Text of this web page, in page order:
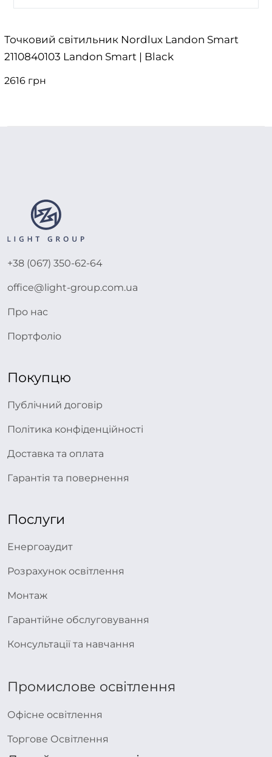
Точковий світильник Nordlux Landon Smart
2110840103 Landon Smart | Black
2616 грн
+38 (067) 350-62-64
office@light-group.com.ua
Про нас
Портфоліо
Покупцю
Публічний договір
Політика конфіденційності
Доставка та оплата
Гарантія та повернення
Послуги
Енергоаудит
Розрахунок освітлення
Монтаж
Гарантійне обслуговування
Консультації та навчання
Промислове освітлення
Офісне освітлення
Торгове Освітлення